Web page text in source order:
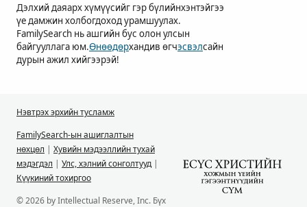
Дэлхий даяарх хүмүүсийг гэр бүлийнхэнтэйгээ
үе дамжин холбогдоход урамшуулах.
FamilySearch нь ашгийн бус олон улсын
байгууллага юм.Өнөөдөрхандив өгчэсвэлсайн
дурын ажил хийгээрэй!
Нэвтрэх эрхийн тусламж
FamilySearch-ын ашиглалтын
нөхцөл | Хувийн мэдээллийн тухай
мэдэгдэл | Улс, хэлний сонголтууд|
Күүкиний тохиргоо
© 2026 by Intellectual Reserve, Inc. Бүх